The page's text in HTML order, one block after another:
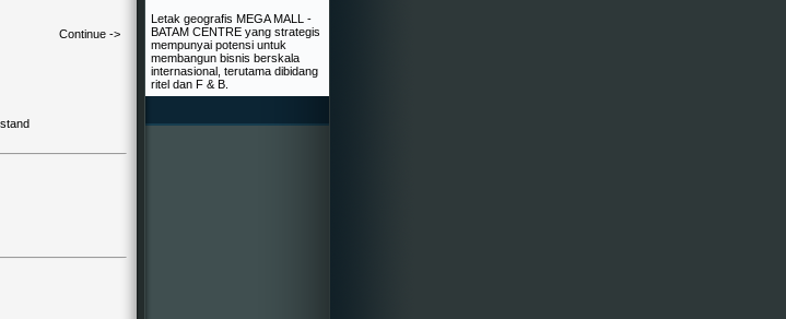
Continue ->
Letak geografis MEGA MALL -
BATAM CENTRE yang strategis
mempunyai potensi untuk
membangun bisnis berskala
internasional, terutama dibidang
ritel dan F & B.